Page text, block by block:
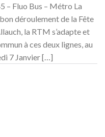
– Fluo Bus – Métro La
déroulement de la Fête
la RTM s’adapte et
à ces deux lignes, au
7 Janvier […]